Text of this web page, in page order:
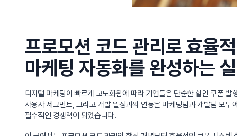
프로모션 코드 관리로 효율
마케팅 자동화를 완성하는
디지털 마케팅이 빠르게 고도화됨에 따라 기업들은 단순한 할인 쿠폰
사용자 세그먼트, 그리고 개발 일정과의 연동은 마케팅팀과 개발팀 모
필수적인 경쟁력이 되었습니다.